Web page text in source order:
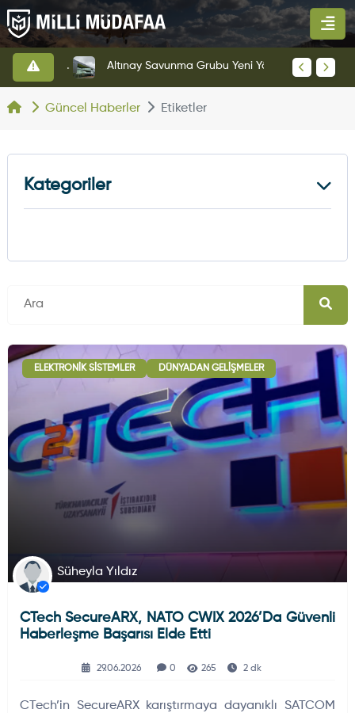
Güncel Haberler Etiketler
ELEKTRONIK SISTEMLER DÜNYADAN GELIŞMELER
Süheyla Yıldız
CTech SecureARX, NATO CWIX 2026’da Güvenli
Haberleşme Başarısı Elde Etti
29.06.2026 0 265 2 dk
CTech’in SecureARX karıştırmaya dayanıklı SATCOM
Kategoriler
Deniz Haberleri 223
Uydu ve Uzay Haberi
Füze ve Roketler 226